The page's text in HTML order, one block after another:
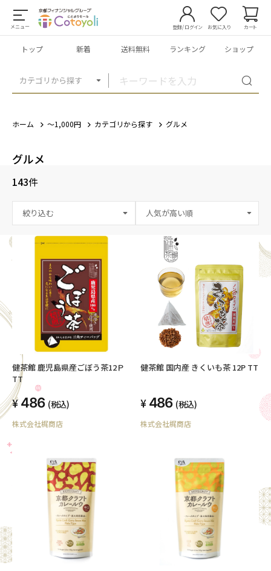
メニュー
カテゴリから探す
登録/ログイン お気に入り カート
トップ 新着 送料無料 ランキング ショップ
ホーム ～1,000円 カテゴリから探す グルメ
グルメ
143件
絞り込む
健茶館 鹿児島県産ごぼう茶12Ｐ
TT
486 (税込)
株式会社梶商店
健茶館 国内産 きくいも茶 12P TT
486 (税込)
株式会社梶商店